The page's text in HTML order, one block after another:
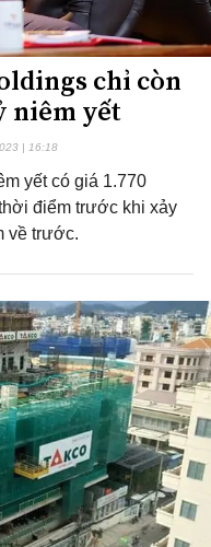
chỉ còn
niêm yết
| 16:18
yết có giá 1.770
điểm trước khi xảy
về trước.